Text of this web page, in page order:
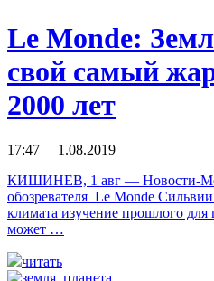
Le Monde:
свой самый
2000 лет
17:47 1.08.2019
КИШИНЕВ, 1 авг — Новости-
обозревателя Le Monde
климата изучение прошлого
может …
читать